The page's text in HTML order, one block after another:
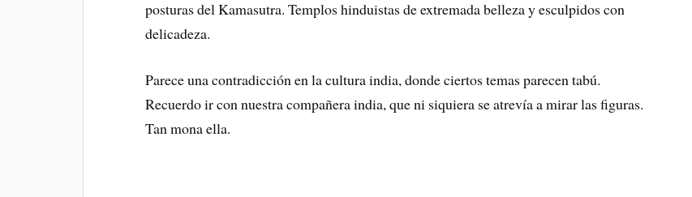
posturas del Kamasutra. Templos hinduistas de extremada belleza y esculpidos con
delicadeza.
Parece una contradicción en la cultura india, donde ciertos temas parecen tabú.
Recuerdo ir con nuestra compañera india, que ni siquiera se atrevía a mirar las figuras.
Tan mona ella.